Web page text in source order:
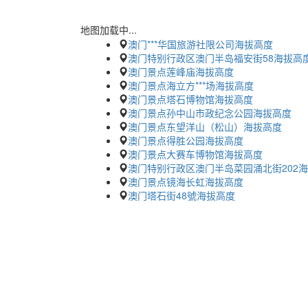
地图加载中...
澳门***华国旅游社限公司海拔高度
澳门特别行政区澳门半岛福安街58海拔高
澳门景点莲峰庙海拔高度
澳门景点海立方***场海拔高度
澳门景点塔石博物馆海拔高度
澳门景点孙中山市政纪念公园海拔高度
澳门景点东望洋山（松山）海拔高度
澳门景点得胜公园海拔高度
澳门景点大赛车博物馆海拔高度
澳门特别行政区澳门半岛菜园涌北街202
澳门景点镜海长虹海拔高度
澳门塔石街48號海拔高度